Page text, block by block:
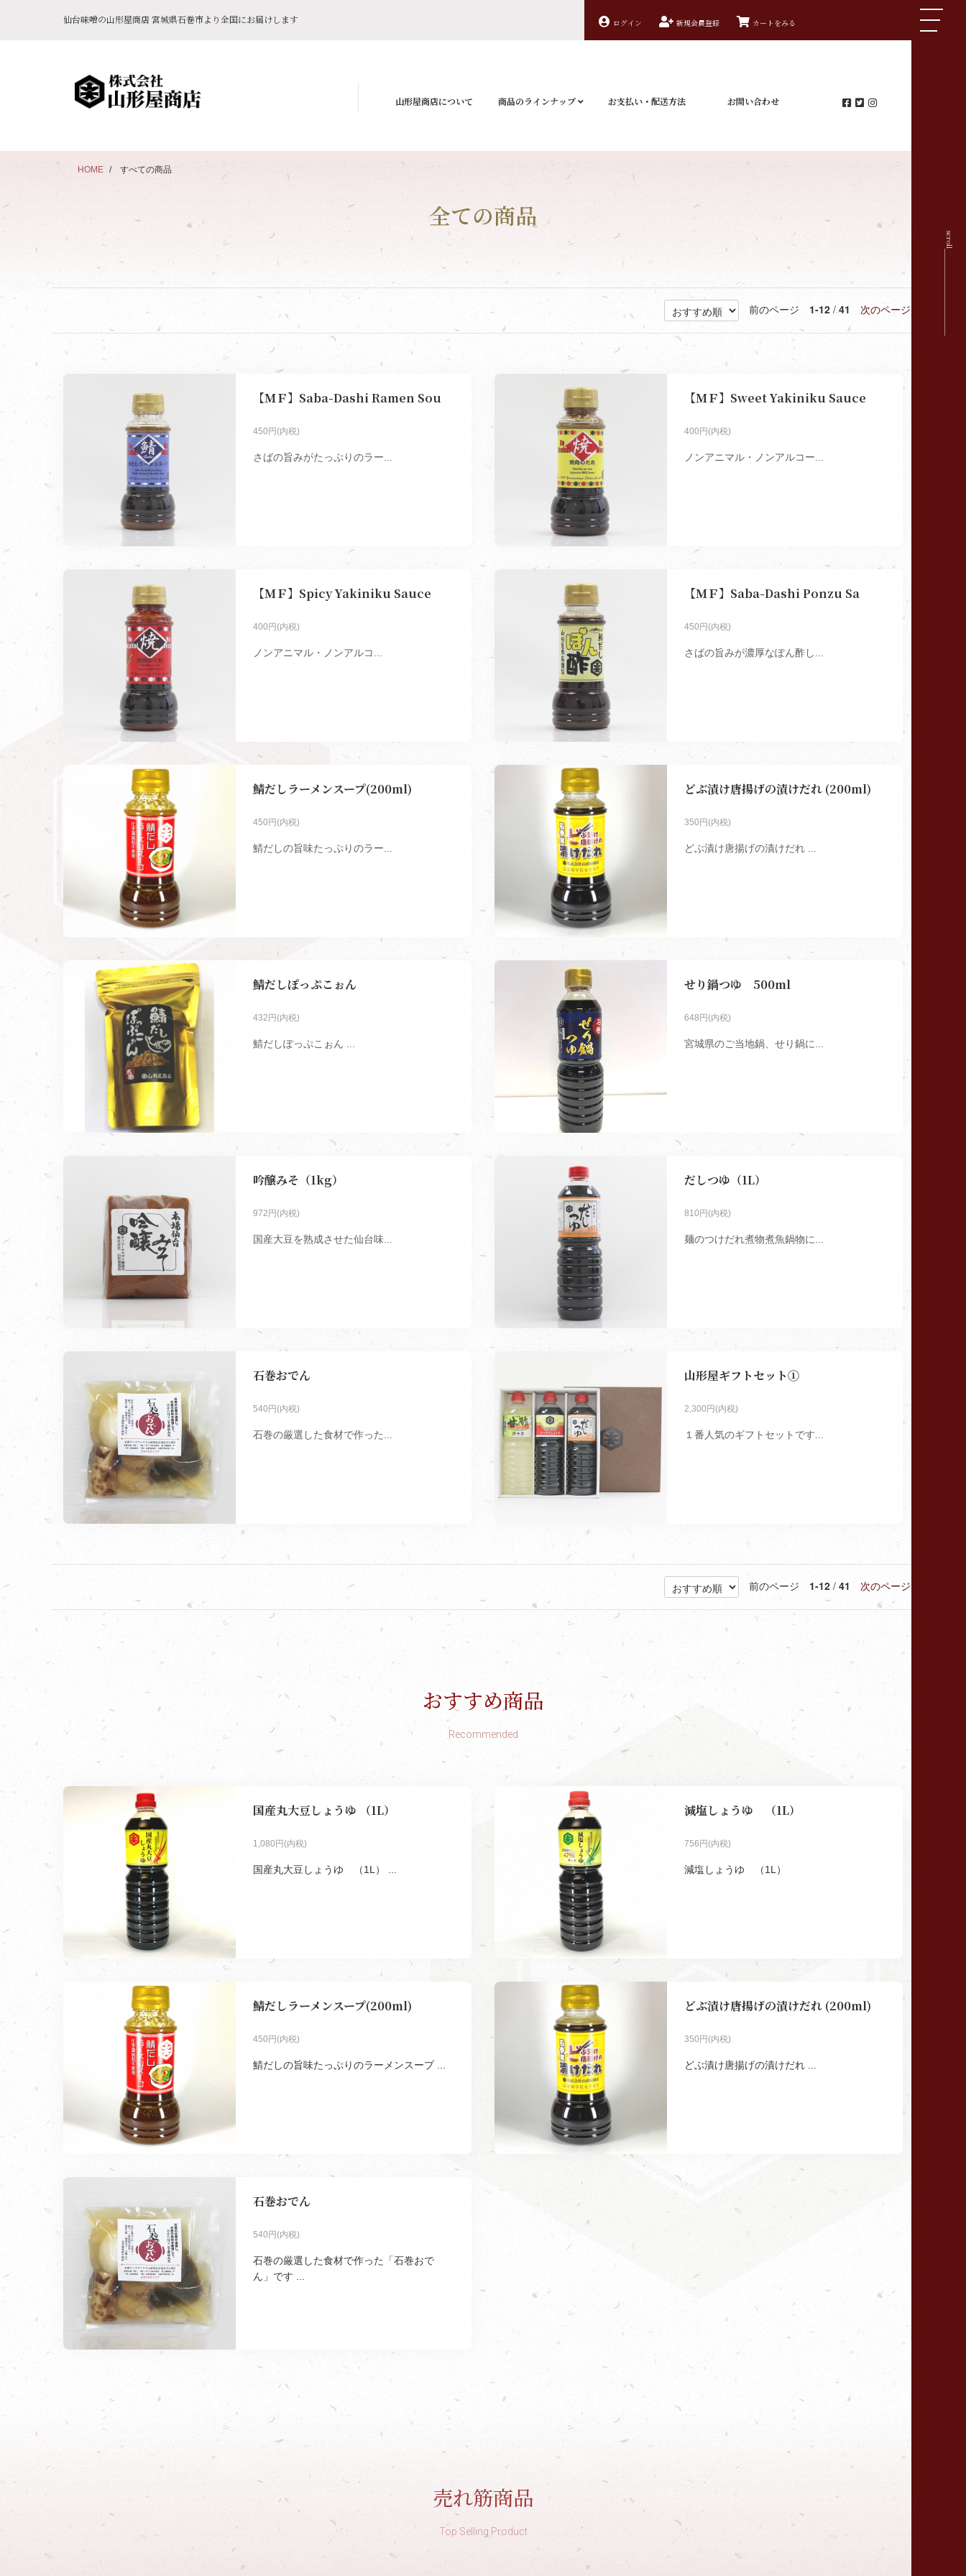
仙台味噌の山形屋商店 宮城県石巻市より全国にお届けします ログイン 新規会員登録 カートをみる
山形屋商店について 商品のラインナップ お支払い・配送方法 お問い合わせ
HOME すべての商品
全ての商品
前のページ 1-12 /41 次のページ
【ＭＦ】Saba-Dashi Ramen Sou
450円(内税)
さばの旨みがたっぷりのラー...
【ＭＦ】Sweet Yakiniku Sauce
400円(内税)
ノンアニマル・ノンアルコー...
【ＭＦ】Spicy Yakiniku Sauce
400円(内税)
ノンアニマル・ノンアルコ...
【ＭＦ】Saba-Dashi Ponzu Sa
450円(内税)
さばの旨みが濃厚なぽん酢し...
鯖だしラーメンスープ(200ml)
450円(内税)
鯖だしの旨味たっぷりのラー...
どぶ漬け唐揚げの漬けだれ (200ml)
350円(内税)
どぶ漬け唐揚げの漬けだれ ...
鯖だしぽっぷこぉん
432円(内税)
鯖だしぽっぷこぉん ...
せり鍋つゆ 500ml
648円(内税)
宮城県のご当地鍋、せり鍋に...
吟醸みそ（1kg）
972円(内税)
国産大豆を熟成させた仙台味...
だしつゆ（1L）
810円(内税)
麺のつけだれ煮物煮魚鍋物に...
石巻おでん
540円(内税)
石巻の厳選した食材で作った...
山形屋ギフトセット①
2,300円(内税)
１番人気のギフトセットです...
前のページ 1-12 / 41 次のページ
おすすめ商品
Recommended
国産丸大豆しょうゆ （1L）
1,080円(内税)
国産丸大豆しょうゆ （1L） ...
減塩しょうゆ （1L）
756円(内税)
減塩しょうゆ （1L）
鯖だしラーメンスープ(200ml)
450円(内税)
鯖だしの旨味たっぷりのラーメンスープ ...
どぶ漬け唐揚げの漬けだれ (200ml)
350円(内税)
どぶ漬け唐揚げの漬けだれ ...
石巻おでん
540円(内税)
石巻の厳選した食材で作った「石巻おで
ん」です ...
売れ筋商品
Top Selling Product
scroll